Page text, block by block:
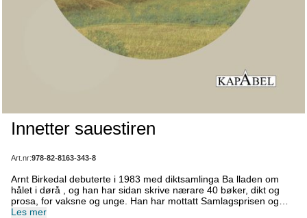
Innetter sauestiren
Art.nr:978-82-8163-343-8
Arnt Birkedal debuterte i 1983 med diktsamlinga Ba lladen om
hålet i dørå , og han har sidan skrive nærare 40 bøker, dikt og
prosa, for vaksne og unge. Han har mottatt Samlagsprisen og
Teskjekjerringprisen for forfattarskapen sin. Han er òg kjent for
Les mer